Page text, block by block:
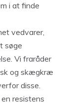
i at finde
vedvarer,
søge
Vi fraråder
og skægkræ
disse.
resistens